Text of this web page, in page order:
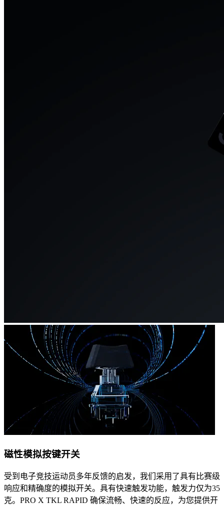
磁性模拟按键开关
受到电子竞技运动员多年反馈的启发，我们采用了具有比赛级
响应和精确度的模拟开关。具有快速触发功能，触发力仅为35
克。PRO X TKL RAPID 确保流畅、快速的反应，为您提供开